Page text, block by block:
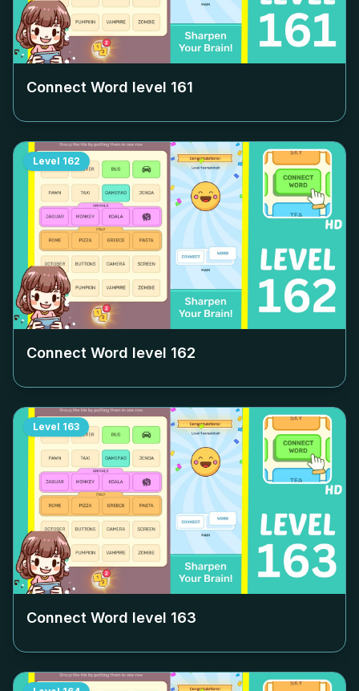
Connect Word level 161
Level 162
Connect Word level 162
Level 163
Connect Word level 163